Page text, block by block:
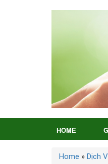
HOME
Home » Dịch